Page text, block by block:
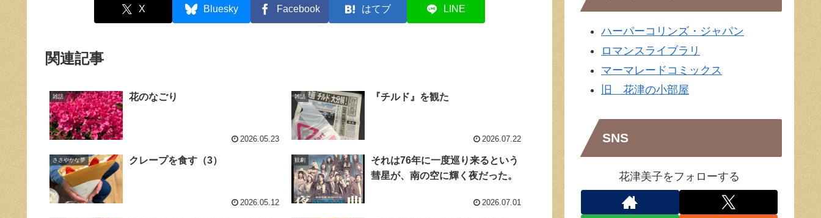
X Bluesky Facebook はてブ LINE
関連記事
雑話 花のなごり
2026.05.23
雑話 『チルド』を観た
2026.07.22
ささやかな夢 クレープを食す（3）
2026.05.12
観劇
それは76年に一度巡り来るという
彗星が、南の空に輝く夜だった。
2026.07.01
ハーパーコリンズ・ジャパン
ロマンスライブラリ
マーマレードコミックス
旧 花津の小部屋
SNS
花津美子をフォローする